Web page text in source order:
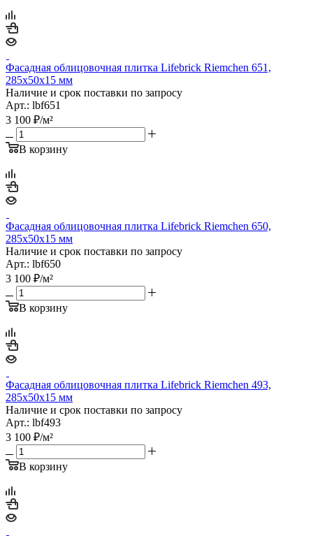
Фасадная облицовочная плитка Lifebrick Riemchen 651,
285х50х15 мм
Наличие и срок поставки по запросу
Арт.: lbf651
3 100 ₽/м²
В корзину
Фасадная облицовочная плитка Lifebrick Riemchen 650,
285х50х15 мм
Наличие и срок поставки по запросу
Арт.: lbf650
3 100 ₽/м²
В корзину
Фасадная облицовочная плитка Lifebrick Riemchen 493,
285х50х15 мм
Наличие и срок поставки по запросу
Арт.: lbf493
3 100 ₽/м²
В корзину